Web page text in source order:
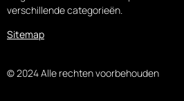
verschillende categorieën.
Sitemap
© 2024 Alle rechten voorbehouden